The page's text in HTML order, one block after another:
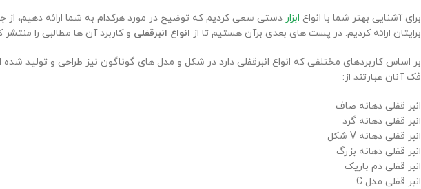
برای آشنایی بهتر شما با انواع ابزار دستی سعی کردیم که توضیح در مورد هرکدام به شما ارائه دهیم،
برایتان ارائه کردیم. در پست های بعدی برآن هستیم تا از انواع انبرقفلی و کاربرد آن ها مطالبی را منتشر
بر اساس کاربردهای مختلفی که انواع انبرقفلی دارد در شکل و مدل های گوناگون نیز طراحی و تولید
فک آنان عبارتند از:
انبر قفلی دهانه صاف
انبر قفلی دهانه گرد
انبر قفلی دهانه V شکل
انبر قفلی دهانه بزرگ
انبر قفلی دم باریک
انبر قفلی مدل C